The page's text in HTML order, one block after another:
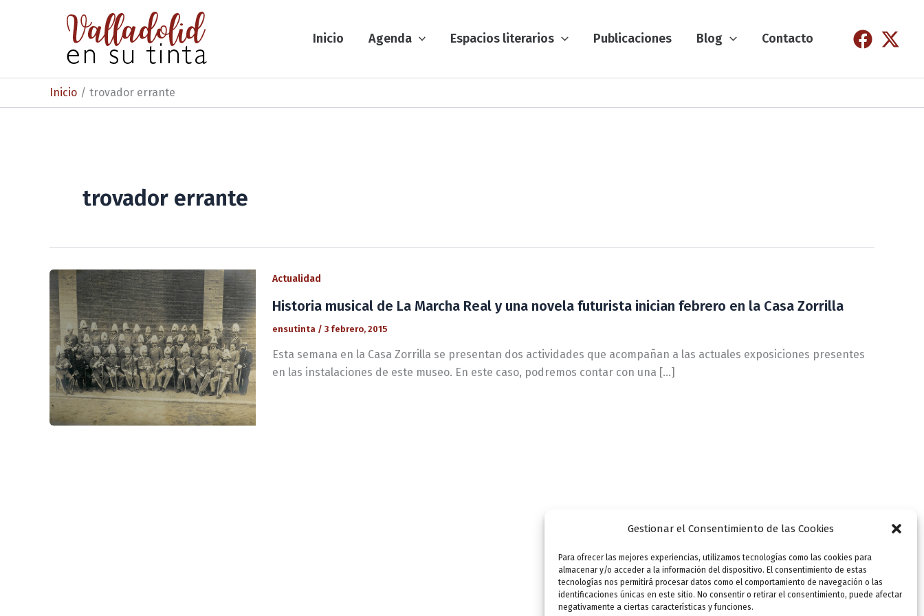
Gestionar el Consentimiento de las Cookies
Para ofrecer las mejores experiencias, utilizamos tecnologías como las cookies para
almacenar y/o acceder a la información del dispositivo. El consentimiento de estas
tecnologías nos permitirá procesar datos como el comportamiento de navegación o las
identificaciones únicas en este sitio. No consentir o retirar el consentimiento, puede afectar
negativamente a ciertas características y funciones.
Inicio Agenda Espacios literarios Publicaciones Blog Contacto
Inicio trovador errante
trovador errante
Actualidad
Historia musical de La Marcha Real y una novela futurista inician febrero en la Casa Zorrilla
ensutinta / 3 febrero, 2015
Esta semana en la Casa Zorrilla se presentan dos actividades que acompañan a las actuales exposiciones presentes
en las instalaciones de este museo. En este caso, podremos contar con una […]